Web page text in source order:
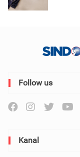
Follow us
Kanal